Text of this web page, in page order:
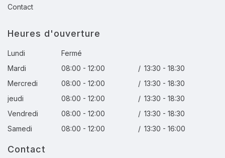
Contact
Heures d'ouverture
Lundi
Fermé
Mardi
08:00 - 12:00 / 13:30 - 18:30
Mercredi
08:00 - 12:00 / 13:30 - 18:30
jeudi
08:00 - 12:00 / 13:30 - 18:30
Vendredi
08:00 - 12:00 / 13:30 - 18:30
Samedi
08:00 - 12:00 / 13:30 - 16:00
Contact